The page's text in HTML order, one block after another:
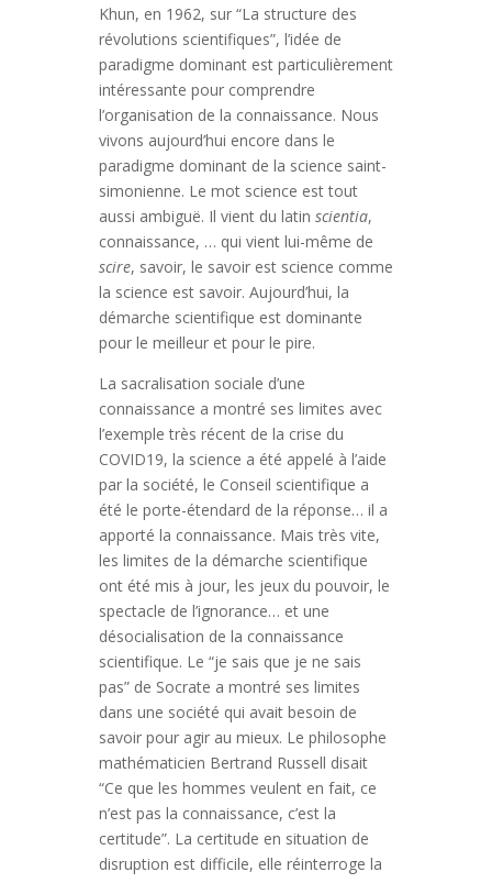
Khun, en 1962, sur “La structure des
révolutions scientifiques”, l’idée de
paradigme dominant est particulièrement
intéressante pour comprendre
l’organisation de la connaissance. Nous
vivons aujourd’hui encore dans le
paradigme dominant de la science saint-
simonienne. Le mot science est tout
aussi ambiguë. Il vient du latin scientia,
connaissance, … qui vient lui-même de
scire, savoir, le savoir est science comme
la science est savoir. Aujourd’hui, la
démarche scientifique est dominante
pour le meilleur et pour le pire.
La sacralisation sociale d’une
connaissance a montré ses limites avec
l’exemple très récent de la crise du
COVID19, la science a été appelé à l’aide
par la société, le Conseil scientifique a
été le porte-étendard de la réponse… il a
apporté la connaissance. Mais très vite,
les limites de la démarche scientifique
ont été mis à jour, les jeux du pouvoir, le
spectacle de l’ignorance… et une
désocialisation de la connaissance
scientifique. Le “je sais que je ne sais
pas” de Socrate a montré ses limites
dans une société qui avait besoin de
savoir pour agir au mieux. Le philosophe
mathématicien Bertrand Russell disait
“Ce que les hommes veulent en fait, ce
n’est pas la connaissance, c’est la
certitude”. La certitude en situation de
disruption est difficile, elle réinterroge la